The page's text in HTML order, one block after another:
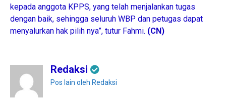
kepada anggota KPPS, yang telah menjalankan tugas
dengan baik, sehingga seluruh WBP dan petugas dapat
menyalurkan hak pilih nya”, tutur Fahmi. (CN)
Redaksi
Pos lain oleh Redaksi